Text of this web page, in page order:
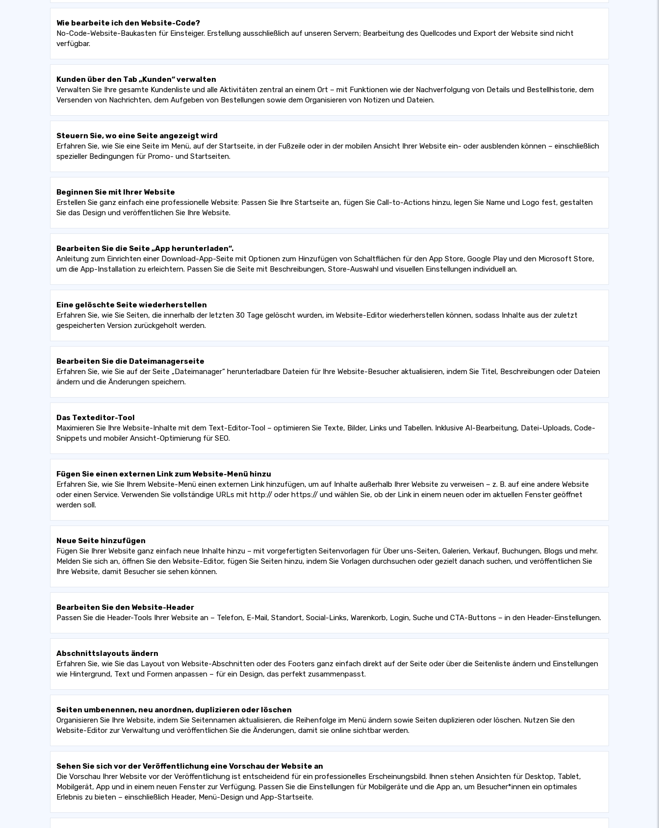
Wie bearbeite ich den Website-Code?
No-Code-Website-Baukasten für Einsteiger. Erstellung ausschließlich auf unseren Servern; Bearbeitung des Quellcodes und Export der Website sind nicht
verfügbar.
Kunden über den Tab „Kunden“ verwalten
Verwalten Sie Ihre gesamte Kundenliste und alle Aktivitäten zentral an einem Ort – mit Funktionen wie der Nachverfolgung von Details und Bestellhistorie, dem
Versenden von Nachrichten, dem Aufgeben von Bestellungen sowie dem Organisieren von Notizen und Dateien.
Steuern Sie, wo eine Seite angezeigt wird
Erfahren Sie, wie Sie eine Seite im Menü, auf der Startseite, in der Fußzeile oder in der mobilen Ansicht Ihrer Website ein- oder ausblenden können – einschließlich
spezieller Bedingungen für Promo- und Startseiten.
Beginnen Sie mit Ihrer Website
Erstellen Sie ganz einfach eine professionelle Website: Passen Sie Ihre Startseite an, fügen Sie Call-to-Actions hinzu, legen Sie Name und Logo fest, gestalten
Sie das Design und veröffentlichen Sie Ihre Website.
Bearbeiten Sie die Seite „App herunterladen“.
Anleitung zum Einrichten einer Download-App-Seite mit Optionen zum Hinzufügen von Schaltflächen für den App Store, Google Play und den Microsoft Store,
um die App-Installation zu erleichtern. Passen Sie die Seite mit Beschreibungen, Store-Auswahl und visuellen Einstellungen individuell an.
Eine gelöschte Seite wiederherstellen
Erfahren Sie, wie Sie Seiten, die innerhalb der letzten 30 Tage gelöscht wurden, im Website-Editor wiederherstellen können, sodass Inhalte aus der zuletzt
gespeicherten Version zurückgeholt werden.
Bearbeiten Sie die Dateimanagerseite
Erfahren Sie, wie Sie auf der Seite „Dateimanager“ herunterladbare Dateien für Ihre Website-Besucher aktualisieren, indem Sie Titel, Beschreibungen oder Dateien
ändern und die Änderungen speichern.
Das Texteditor-Tool
Maximieren Sie Ihre Website-Inhalte mit dem Text-Editor-Tool – optimieren Sie Texte, Bilder, Links und Tabellen. Inklusive AI-Bearbeitung, Datei-Uploads, Code-
Snippets und mobiler Ansicht-Optimierung für SEO.
Fügen Sie einen externen Link zum Website-Menü hinzu
Erfahren Sie, wie Sie Ihrem Website-Menü einen externen Link hinzufügen, um auf Inhalte außerhalb Ihrer Website zu verweisen – z. B. auf eine andere Website
oder einen Service. Verwenden Sie vollständige URLs mit http:// oder https:// und wählen Sie, ob der Link in einem neuen oder im aktuellen Fenster geöffnet
werden soll.
Neue Seite hinzufügen
Fügen Sie Ihrer Website ganz einfach neue Inhalte hinzu – mit vorgefertigten Seitenvorlagen für Über uns-Seiten, Galerien, Verkauf, Buchungen, Blogs und mehr.
Melden Sie sich an, öffnen Sie den Website-Editor, fügen Sie Seiten hinzu, indem Sie Vorlagen durchsuchen oder gezielt danach suchen, und veröffentlichen Sie
Ihre Website, damit Besucher sie sehen können.
Bearbeiten Sie den Website-Header
Passen Sie die Header-Tools Ihrer Website an – Telefon, E-Mail, Standort, Social-Links, Warenkorb, Login, Suche und CTA-Buttons – in den Header-Einstellungen.
Abschnittslayouts ändern
Erfahren Sie, wie Sie das Layout von Website-Abschnitten oder des Footers ganz einfach direkt auf der Seite oder über die Seitenliste ändern und Einstellungen
wie Hintergrund, Text und Formen anpassen – für ein Design, das perfekt zusammenpasst.
Seiten umbenennen, neu anordnen, duplizieren oder löschen
Organisieren Sie Ihre Website, indem Sie Seitennamen aktualisieren, die Reihenfolge im Menü ändern sowie Seiten duplizieren oder löschen. Nutzen Sie den
Website-Editor zur Verwaltung und veröffentlichen Sie die Änderungen, damit sie online sichtbar werden.
Sehen Sie sich vor der Veröffentlichung eine Vorschau der Website an
Die Vorschau Ihrer Website vor der Veröffentlichung ist entscheidend für ein professionelles Erscheinungsbild. Ihnen stehen Ansichten für Desktop, Tablet,
Mobilgerät, App und in einem neuen Fenster zur Verfügung. Passen Sie die Einstellungen für Mobilgeräte und die App an, um Besucher*innen ein optimales
Erlebnis zu bieten – einschließlich Header, Menü-Design und App-Startseite.